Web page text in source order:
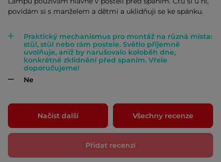
povídám si s manželem a dětmi a uklidňuji se ke spánku.
Praktický mechanismus pro montáž na různá místa:
stůl, stůl nebo rám postele. Světlo příjemně
uvolňuje, aniž by narušovalo koloběh dne,
konkrétně zklidnění před spaním. Vřele
doporučujeme!
Ne
Načíst další Všechny recenze
Přidat recenzi